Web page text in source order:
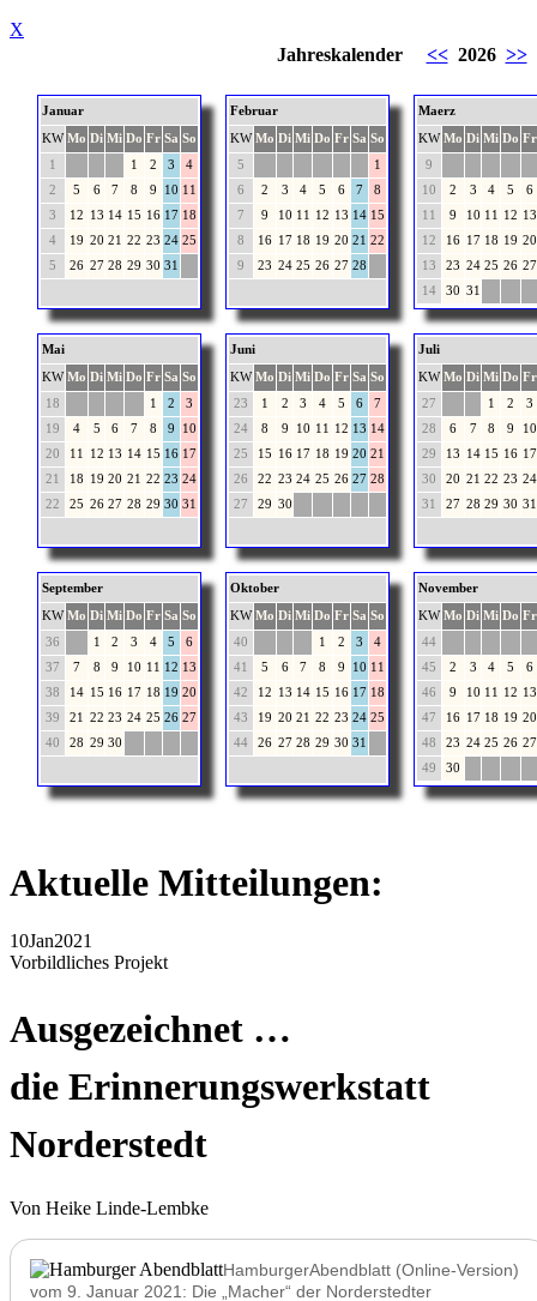
X
Jahreskalender <<2026 >>
Januar
KW Mo Di Mi Do Fr Sa So
1
1 2 3
4
2
5 6 7 8 9 10 11
3
12 13 14 15 16 17 18
4
19 20 21 22 23 24 25
5
26 27 28 29 30 31
Februar
KW Mo Di Mi Do Fr Sa So
5
1
6
2 3 4 5 6 7
8
7
9 10 11 12 13 14 15
8
16 17 18 19 20 21 22
9
23 24 25 26 27 28
Maerz
KW Mo Di Mi Do Fr
9
10
2 3 4 5
6
11
9 10 11 12 13
12
16 17 18 19 20
13
23 24 25 26 27
14
30 31
Mai
KW Mo Di Mi Do Fr Sa So
18
1 2
3
19
4 5 6 7 8 9
10
20
11 12 13 14 15 16 17
21
18 19 20 21 22 23 24
22
25 26 27 28 29 30 31
Juni
KW Mo Di Mi Do Fr Sa So
23
1 2 3 4 5 6
7
24
8 9 10 11 12 13 14
25
15 16 17 18 19 20 21
26
22 23 24 25 26 27 28
27
29 30
Juli
KW Mo Di Mi Do Fr
27
1 2
3
28
6 7 8 9
10
29
13 14 15 16 17
30
20 21 22 23 24
31
27 28 29 30 31
September
KW Mo Di Mi Do Fr Sa So
36
1 2 3 4 5
6
37
7 8 9 10 11 12 13
38
14 15 16 17 18 19 20
39
21 22 23 24 25 26 27
40
28 29 30
Oktober
KW Mo Di Mi Do Fr Sa So
40
1 2 3
4
41
5 6 7 8 9 10 11
42
12 13 14 15 16 17 18
43
19 20 21 22 23 24 25
44
26 27 28 29 30 31
November
KW Mo Di Mi Do Fr
44
45
2 3 4 5
6
46
9 10 11 12 13
47
16 17 18 19 20
48
23 24 25 26 27
49
30
Aktuelle Mitteilungen:
10Jan2021
Vorbildliches Projekt
Ausgezeichnet …
die Erinnerungswerkstatt
Norderstedt
Von Heike Linde-Lembke
HamburgerAbendblatt (Online-Version)
vom 9. Januar 2021: Die
Macher der Norderstedter